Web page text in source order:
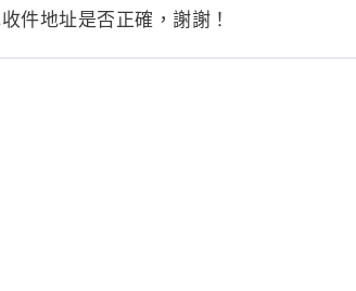
件地址是否正確，謝謝！